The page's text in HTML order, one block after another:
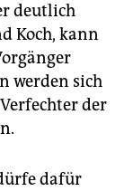
deutlich
Koch, kann
werden sich
der
dafür